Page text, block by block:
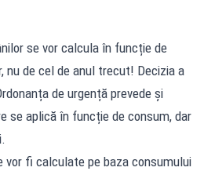
se vor calcula în funcție de
nu de cel de anul trecut! Decizia a
de urgență prevede și
se aplică în funcție de consum, dar
fi calculate pe baza consumului